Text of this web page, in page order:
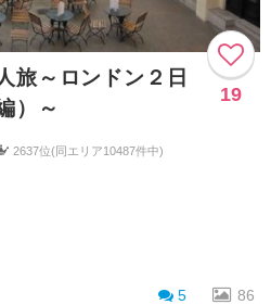
旅～ロンドン２日
）～
19
2637位(同エリア10487件中)
5 86